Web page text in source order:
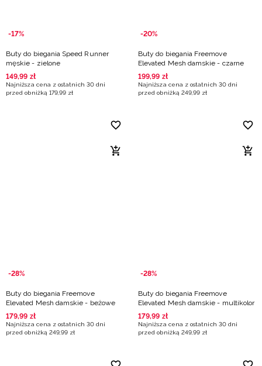
-17%
Buty do biegania Speed Runner
męskie - zielone
149,99 zł
Najniższa cena z ostatnich 30 dni
przed obniżką 179,99 zł
-20%
Buty do biegania Freemove
Elevated Mesh damskie - czarne
199,99 zł
Najniższa cena z ostatnich 30 dni
przed obniżką 249,99 zł
-28%
Buty do biegania Freemove
Elevated Mesh damskie - beżowe
179,99 zł
Najniższa cena z ostatnich 30 dni
przed obniżką 249,99 zł
-28%
Buty do biegania Freemove
Elevated Mesh damskie - multikolor
179,99 zł
Najniższa cena z ostatnich 30 dni
przed obniżką 249,99 zł